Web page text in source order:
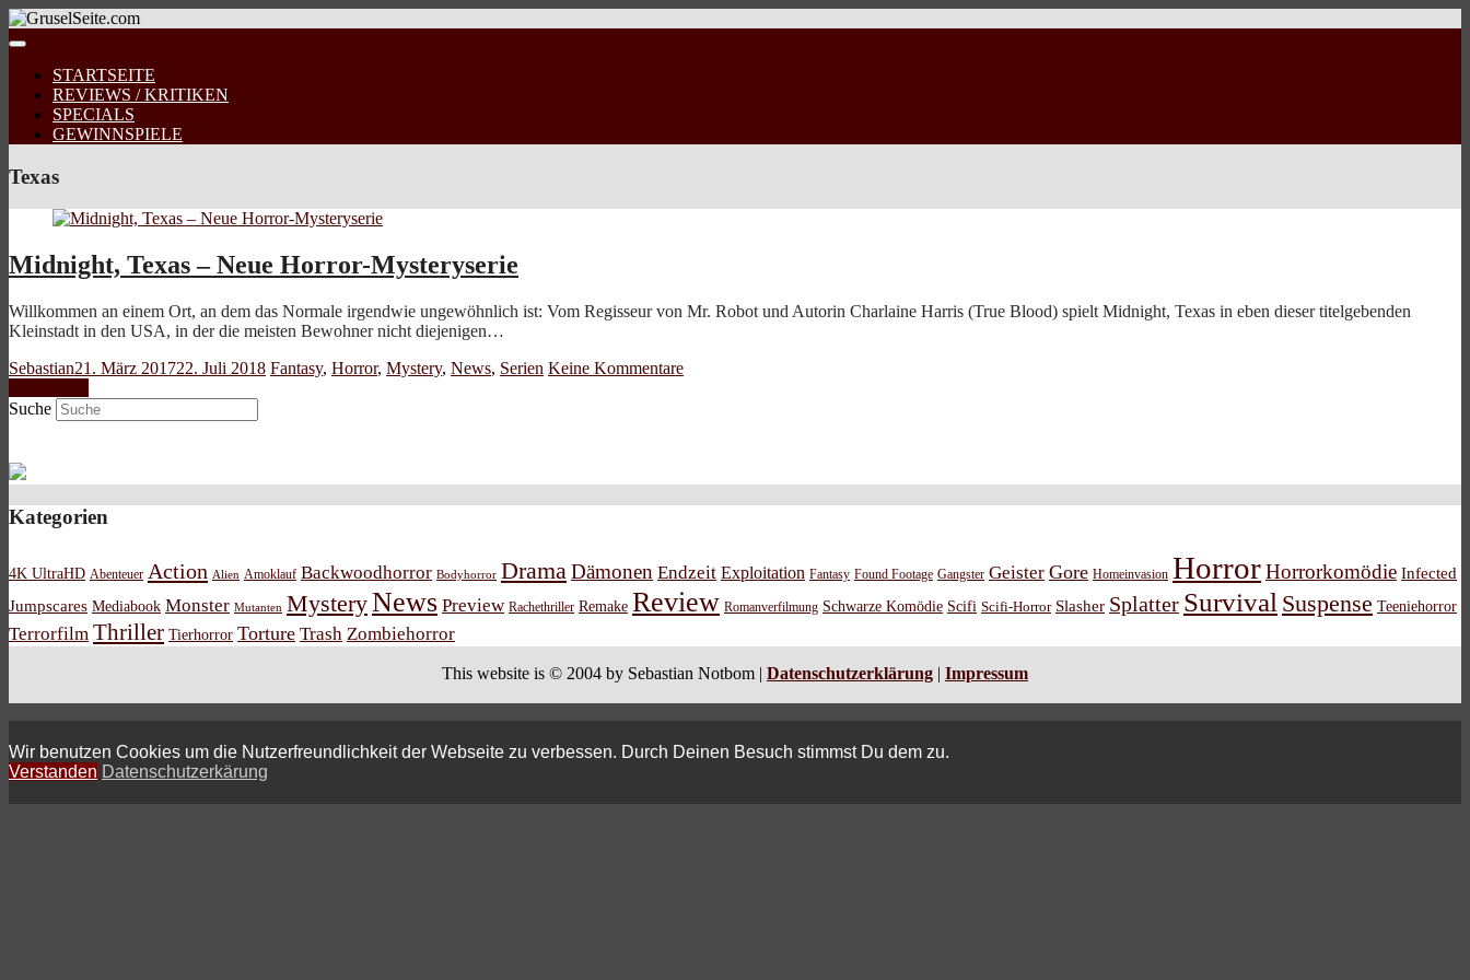
STARTSEITE
REVIEWS / KRITIKEN
SPECIALS
GEWINNSPIELE
Texas
Midnight, Texas – Neue Horror-Mysteryserie
Willkommen an einem Ort, an dem das Normale irgendwie ungewöhnlich ist: Vom Regisseur von Mr. Robot und Autorin Charlaine Harris (True Blood) spielt Midnight, Texas in eben dieser titelgebenden
Kleinstadt in den USA, in der die meisten Bewohner nicht diejenigen…
Sebastian21. März 201722. Juli 2018 Fantasy, Horror, Mystery, News, Serien Keine Kommentare
Suche
Kategorien
4K UltraHD Abenteuer Action Alien Amoklauf Backwoodhorror Bodyhorror Drama Dämonen Endzeit Exploitation Fantasy Found Footage Gangster Geister Gore Homeinvasion HorrorHorrorkomödie Infected
Jumpscares Mediabook Monster Mutanten MysteryNews Preview Rachethriller Remake Review Romanverfilmung Schwarze Komödie Scifi Scifi-Horror Slasher Splatter Survival Suspense Teeniehorror
Terrorfilm Thriller Tierhorror Torture Trash Zombiehorror
This website is © 2004 by Sebastian Notbom | Datenschutzerklärung | Impressum
Wir benutzen Cookies um die Nutzerfreundlichkeit der Webseite zu verbessen. Durch Deinen Besuch stimmst Du dem zu.
Verstanden Datenschutzerkärung